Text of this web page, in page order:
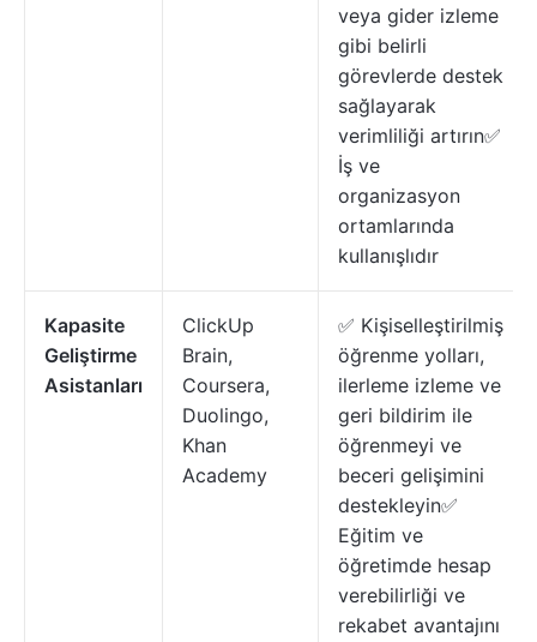
veya gider izleme
gibi belirli
görevlerde destek
sağlayarak
verimliliği artırın✅
İş ve
organizasyon
ortamlarında
kullanışlıdır
Kapasite
Geliştirme
Asistanları
ClickUp
Brain,
Coursera,
Duolingo,
Khan
Academy
✅ Kişiselleştirilmiş
öğrenme yolları,
ilerleme izleme ve
geri bildirim ile
öğrenmeyi ve
beceri gelişimini
destekleyin✅
Eğitim ve
öğretimde hesap
verebilirliği ve
rekabet avantajını